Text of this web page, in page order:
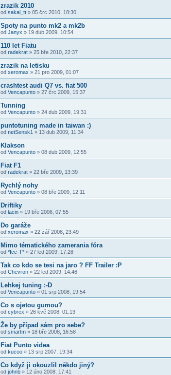
zrazik 2010
od sakal_tt » 05 črc 2010, 18:30
Spoty na punto mk2 a mk2b
od Janyx » 19 dub 2009, 10:54
110 let Fiatu
od radekrat » 25 bře 2010, 22:37
zrazik na letisku
od xeromax » 21 pro 2009, 01:07
crashtest audi Q7 vs. fiat 500
od Vencapunto » 27 črc 2009, 15:37
Tunning
od Vencapunto » 24 dub 2009, 19:31
puntotuning made in taiwan :)
od netSensk1 » 13 dub 2009, 11:34
Klakson
od Vencapunto » 08 dub 2009, 12:55
Fiat F1
od radekrat » 22 bře 2009, 13:39
Rychlý nohy
od Vencapunto » 08 bře 2009, 12:11
Driftiky
od lacin » 19 bře 2006, 07:55
Do garáže
od xeromax » 22 zář 2008, 23:49
Mimo tématického zamerania fóra
od *Ice-T* » 27 led 2009, 17:28
Tak co kdo se tesi na jaro ? FF Trailer :P
od Chevron » 22 led 2009, 14:46
Lehkej tuning :-D
od Vencapunto » 01 srp 2008, 19:54
Co s ojetou gumou?
od cybrex » 26 kvě 2008, 01:13
Že by případ sám pro sebe?
od smartm » 18 bře 2008, 16:58
Fiat Punto videa
od kucoo » 13 srp 2007, 19:34
Co když ji okouzlil někdo jiný?
od johnb » 12 úno 2008, 17:41